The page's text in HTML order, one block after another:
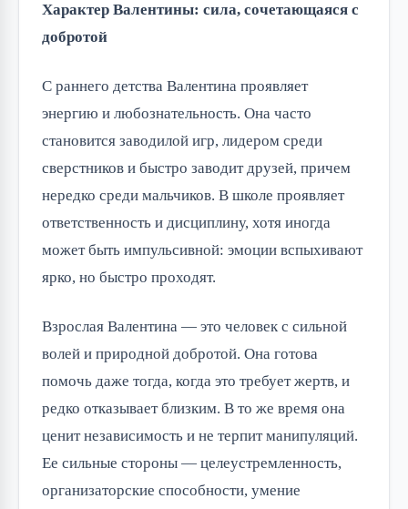
Характер Валентины: сила, сочетающаяся с
добротой
С раннего детства Валентина проявляет
энергию и любознательность. Она часто
становится заводилой игр, лидером среди
сверстников и быстро заводит друзей, причем
нередко среди мальчиков. В школе проявляет
ответственность и дисциплину, хотя иногда
может быть импульсивной: эмоции вспыхивают
ярко, но быстро проходят.
Взрослая Валентина — это человек с сильной
волей и природной добротой. Она готова
помочь даже тогда, когда это требует жертв, и
редко отказывает близким. В то же время она
ценит независимость и не терпит манипуляций.
Ее сильные стороны — целеустремленность,
организаторские способности, умение